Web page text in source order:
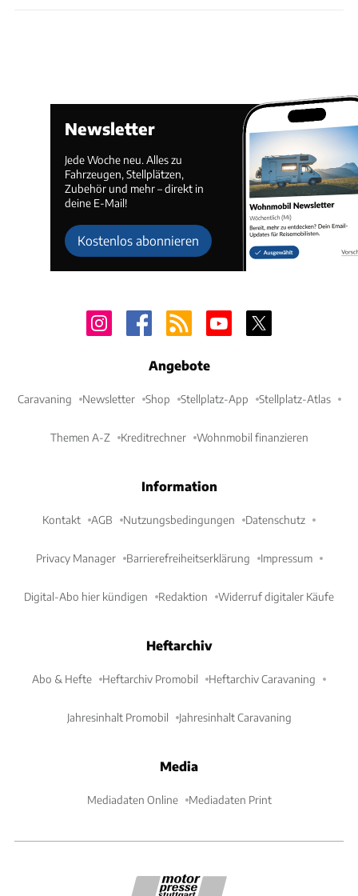
Newsletter
Jede Woche neu. Alles zu
Fahrzeugen, Stellplätzen,
Zubehör und mehr – direkt in
deine E-Mail!
Kostenlos abonnieren
Angebote
Caravaning Newsletter Shop Stellplatz-App Stellplatz-Atlas
Themen A-Z Kreditrechner Wohnmobil finanzieren
Information
Kontakt AGB Nutzungsbedingungen Datenschutz
Privacy Manager Barrierefreiheitserklärung Impressum
Digital-Abo hier kündigen Redaktion Widerruf digitaler Käufe
Heftarchiv
Abo & Hefte Heftarchiv Promobil Heftarchiv Caravaning
Jahresinhalt Promobil Jahresinhalt Caravaning
Media
Mediadaten Online Mediadaten Print